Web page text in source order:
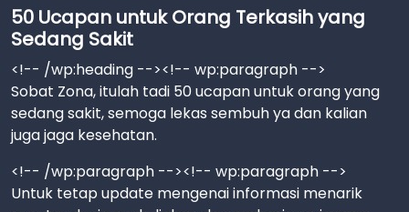
50 Ucapan untuk Orang Terkasih yang
Sedang Sakit
<!-- /wp:heading --><!-- wp:paragraph -->
Sobat Zona, itulah tadi 50 ucapan untuk orang yang
sedang sakit, semoga lekas sembuh ya dan kalian
juga jaga kesehatan.
<!-- /wp:paragraph --><!-- wp:paragraph -->
Untuk tetap update mengenai informasi menarik